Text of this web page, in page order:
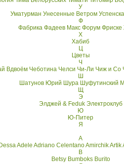
У
Уматурман Унесенные Ветром
Ф
Фабрика Фадеев Макс Форум
Х
Хабиб
Ц
Цветы
Ч
Вдвоём Чеботина Челси Чи-Ли Чиж и Co
Ш
Шатунов Юрий Шура Шуфутинский
Щ
Э
Элджей & Feduk Электроклуб
Ю
Ю-Питер
Я
A
Adele Adriano CelentanoAmirchikArtik
B
Betsy Bumboks Burito